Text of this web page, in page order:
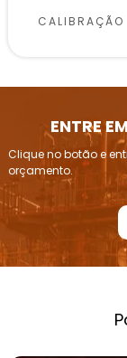
CALIBRAÇÃO
INSPEÇÃO
INSPEÇÃO E
ALÍVIO DE
INSPEÇÃO
EMPRESAS
ENTRE
Clique no botão e
orçamento.